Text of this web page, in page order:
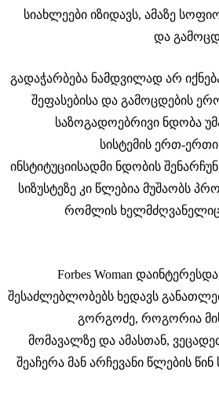
სიახლეები იზიდავს, ამაზე
და
გადაჭარბება ნამდვილად არ
შეფასებისა და გამოცდების
საზოგადოებრივი ნდობა
სისტემის ერთ-
ინსტიტუციისადმი ნდობის
სიზუსტეზე კი წლებია მუშაობს
რომლის
Forbes Woman
შესაძლებლობებს ხედავს
გორგოძე, როგორია
მომავალზე და ამასთან,
შეაჩერა მან არჩევანი წლების